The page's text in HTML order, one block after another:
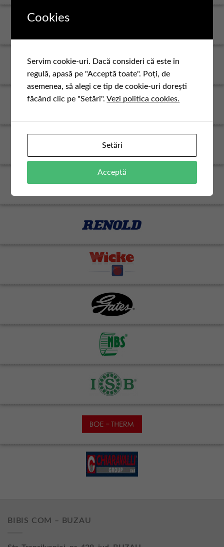
BIBIS COM – BUZAU
Cookies
Servim cookie-uri. Dacă consideri că este în
regulă, apasă pe "Acceptă toate". Poți, de
asemenea, să alegi ce tip de cookie-uri dorești
făcând clic pe "Setări".Vezi politica cookies.
Setări
Acceptă